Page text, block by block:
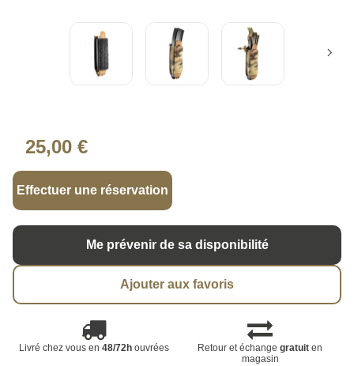
25,00 €
Effectuer une réservation
Me prévenir de sa disponibilité
Ajouter aux favoris
Livré chez vous en 48/72houvrées Retour et échangegratuit en
magasin